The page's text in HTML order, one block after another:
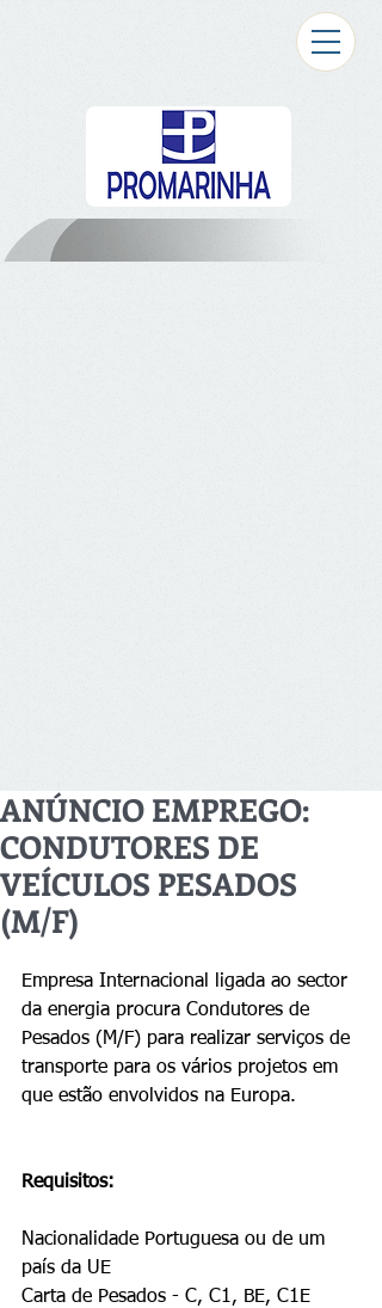
ANÚNCIO EMPREGO:
CONDUTORES DE
VEÍCULOS PESADOS
(M/F)
Empresa Internacional ligada ao sector
da energia procura Condutores de
Pesados (M/F) para realizar serviços de
transporte para os vários projetos em
que estão envolvidos na Europa.
Requisitos:
Nacionalidade Portuguesa ou de um
país da UE
Carta de Pesados - C, C1, BE, C1E